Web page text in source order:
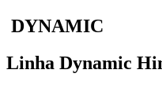
DYNAMIC
Linha Dynamic